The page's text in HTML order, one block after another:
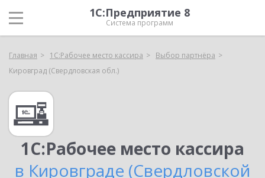
1С:Предприятие 8
Система программ
Главная 1С:Рабочее место кассира
Выбор партнёра
Кировград (Свердловская обл.)
1С:Рабочее место кассира
в Кировграде (Свердловской